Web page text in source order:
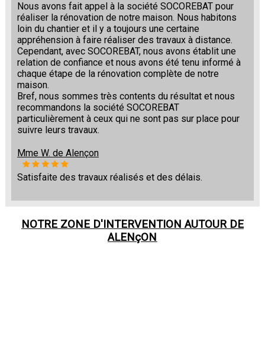
Nous avons fait appel à la société SOCOREBAT pour
réaliser la rénovation de notre maison. Nous habitons
loin du chantier et il y a toujours une certaine
appréhension à faire réaliser des travaux à distance.
Cependant, avec SOCOREBAT, nous avons établit une
relation de confiance et nous avons été tenu informé à
chaque étape de la rénovation complète de notre
maison.
Bref, nous sommes très contents du résultat et nous
recommandons la société SOCOREBAT
particulièrement à ceux qui ne sont pas sur place pour
suivre leurs travaux.
Mme W. de Alençon
Satisfaite des travaux réalisés et des délais.
NOTRE ZONE D'INTERVENTION AUTOUR DE
ALENçON